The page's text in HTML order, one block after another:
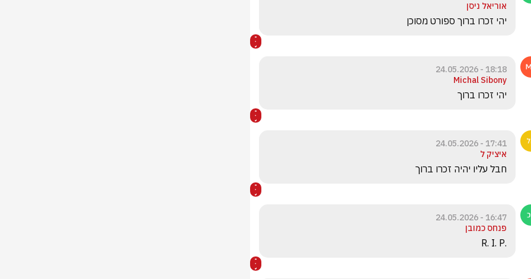
אוריאל ניסן
יהי זכרו ברוך ספורט מסוכן
18:18 - 24.05.2026
Michal Sibony
יהי זכרו ברוך
17:41 - 24.05.2026
איציק ל
חבל עליו יהיה זכרו ברוך
16:47 - 24.05.2026
פנחס כמובן
.R. I. P